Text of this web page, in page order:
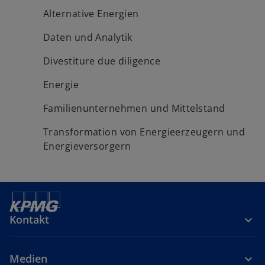
Alternative Energien
Daten und Analytik
Divestiture due diligence
Energie
Familienunternehmen und Mittelstand
Transformation von Energieerzeugern und
Energieversorgern
Kontakt
Medien